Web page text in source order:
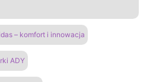
– komfort i innowacja
ADY